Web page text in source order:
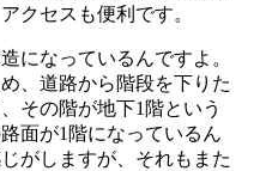
クセスも便利です。
になっているんですよ。
、道路から階段を下りた
その階が地下1階という
面が1階になっているん
がしますが、それもまた